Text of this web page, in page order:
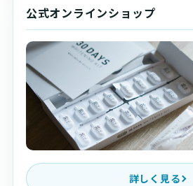
公式オンラインショップ
詳しく見る